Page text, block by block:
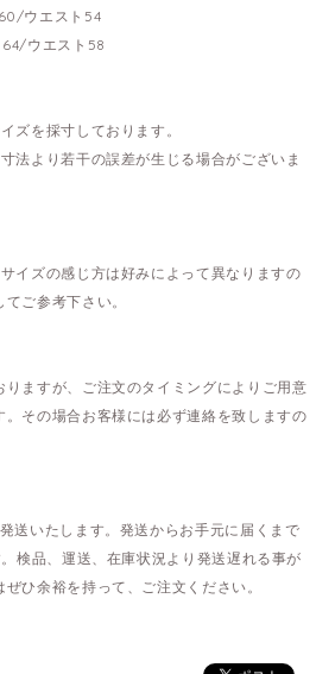
ウエスト54
ウエスト58
ズを採寸しております。
法より若干の誤差が生じる場合がございま
イズの感じ方は好みによって異なりますの
ご参考下さい。
ますが、ご注文のタイミングによりご用意
その場合お客様には必ず連絡を致しますの
送いたします。発送からお手元に届くまで
検品、運送、在庫状況より発送遅れる事が
ひ余裕を持って、ご注文ください。